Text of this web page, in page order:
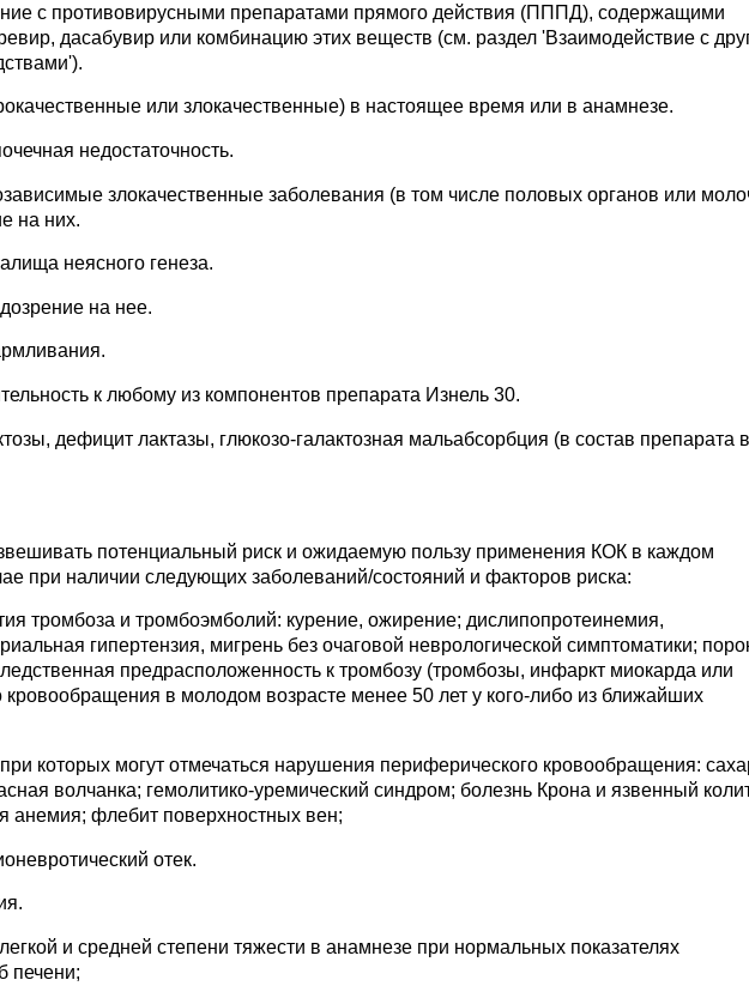
с противовирусными препаратами прямого действия (ПППД), содержащими
дасабувир или комбинацию этих веществ (см. раздел 'Взаимодействие с
или злокачественные) в настоящее время или в анамнезе.
недостаточность.
злокачественные заболевания (в том числе половых органов или
на них.
неясного генеза.
на нее.
к любому из компонентов препарата Изнель 30.
дефицит лактазы, глюкозо-галактозная мальабсорбция (в состав препарата
потенциальный риск и ожидаемую пользу применения КОК в каждом
при наличии следующих заболеваний/состояний и факторов риска:
тромбоза и тромбоэмболий: курение, ожирение; дислипопротеинемия,
гипертензия, мигрень без очаговой неврологической симптоматики;
предрасположенность к тромбозу (тромбозы, инфаркт миокарда или
кровообращения в молодом возрасте менее 50 лет у кого-либо из ближайших
которых могут отмечаться нарушения периферического кровообращения:
волчанка; гемолитико-уремический синдром; болезнь Крона и язвенный
анемия; флебит поверхностных вен;
отек.
и средней степени тяжести в анамнезе при нормальных показателях
печени;